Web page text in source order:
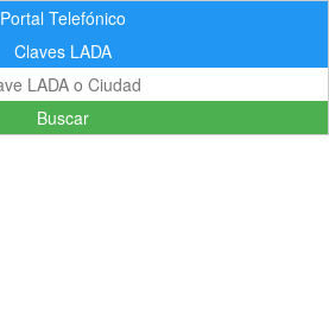
Portal Telefónico
Claves LADA
Buscar